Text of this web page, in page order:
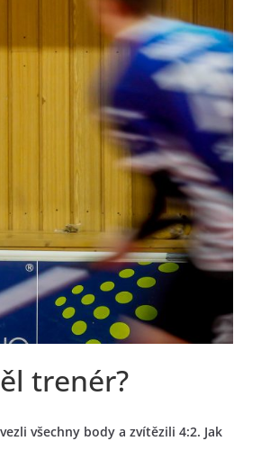
trenér?
všechny body a zvítězili 4:2. Jak